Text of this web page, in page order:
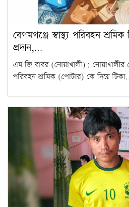
বেগমগঞ্জে স্বাস্থ্য পরিবহন
প্রদান,…
এম জি বাবর (নোয়াখালী): নোয়াখালীর
পরিবহন শ্রমিক (পোটার) কে দিয়ে